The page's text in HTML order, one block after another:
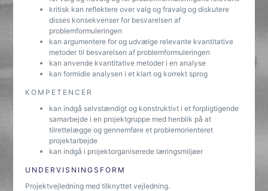
kritisk kan reflektere over valg og fravalg og diskutere
disses konsekvenser for besvarelsen af
problemformuleringen
kan argumentere for og udvælge relevante kvantitative
metoder til besvarelsen af problemformuleringen
kan anvende kvantitative metoder i en analyse
kan formidle analysen i et klart og korrekt sprog
KOMPETENCER
kan indgå selvstændigt og konstruktivt i et forpligtigende
samarbejde i en projektgruppe med henblik på at
tilrettelægge og gennemføre et problemorienteret
projektarbejde
kan indgå i projektorganiserede læringsmiljøer
UNDERVISNINGSFORM
Projektvejledning med tilknyttet vejledning.